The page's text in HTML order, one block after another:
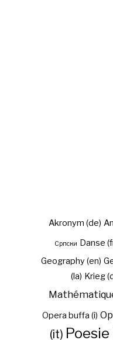
Akronym (de)
Cрпски Danse
Geography (en)
(la) Krieg
Opera buffa (i)
(it) Poesie